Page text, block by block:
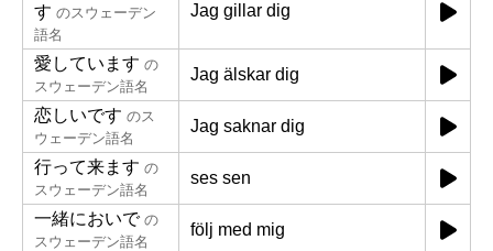
す のスウェーデン
語名
Jag gillar dig
愛しています の
スウェーデン語名
Jag älskar dig
恋しいです のス
ウェーデン語名
Jag saknar dig
行って来ます の
スウェーデン語名
ses sen
一緒においで の
スウェーデン語名
följ med mig